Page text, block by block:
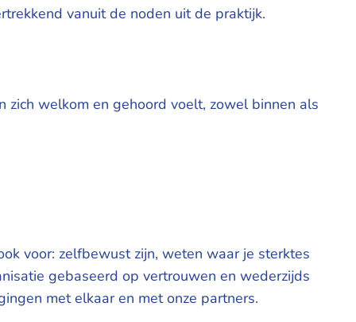
vanuit de noden uit de praktijk.
welkom en gehoord voelt, zowel binnen als
voor: zelfbewust zijn, weten waar je sterktes
gebaseerd op vertrouwen en wederzijds
met elkaar en met onze partners.